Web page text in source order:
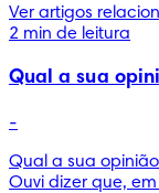
Ver artigos
2 min de leitura
Qual a sua
-
Qual a sua
Ouvi dizer que,